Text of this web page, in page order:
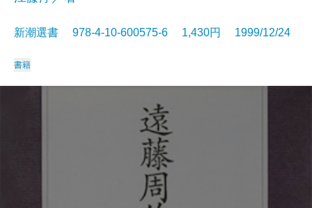
新潮選書 978-4-10-600575-6 1,430円 1999/12/24
書籍